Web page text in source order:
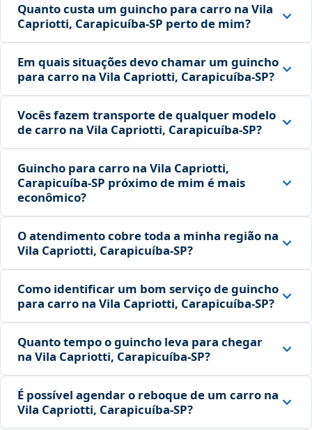
Quanto custa um guincho para carro na Vila
Capriotti, Carapicuíba‑SP perto de mim?
Em quais situações devo chamar um guincho
para carro na Vila Capriotti, Carapicuíba‑SP?
Vocês fazem transporte de qualquer modelo
de carro na Vila Capriotti, Carapicuíba‑SP?
Guincho para carro na Vila Capriotti,
Carapicuíba‑SP próximo de mim é mais
econômico?
O atendimento cobre toda a minha região na
Vila Capriotti, Carapicuíba‑SP?
Como identificar um bom serviço de guincho
para carro na Vila Capriotti, Carapicuíba‑SP?
Quanto tempo o guincho leva para chegar
na Vila Capriotti, Carapicuíba‑SP?
É possível agendar o reboque de um carro na
Vila Capriotti, Carapicuíba‑SP?